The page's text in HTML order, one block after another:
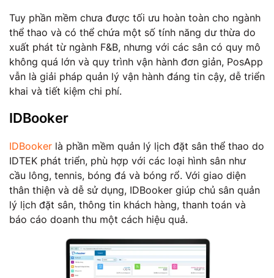
Tuy phần mềm chưa được tối ưu hoàn toàn cho ngành
thể thao và có thể chứa một số tính năng dư thừa do
xuất phát từ ngành F&B, nhưng với các sân có quy mô
không quá lớn và quy trình vận hành đơn giản, PosApp
vẫn là giải pháp quản lý vận hành đáng tin cậy, dễ triển
khai và tiết kiệm chi phí.
IDBooker
​IDBooker là phần mềm quản lý lịch đặt sân thể thao do
IDTEK phát triển, phù hợp với các loại hình sân như
cầu lông, tennis, bóng đá và bóng rổ. Với giao diện
thân thiện và dễ sử dụng, IDBooker giúp chủ sân quản
lý lịch đặt sân, thông tin khách hàng, thanh toán và
báo cáo doanh thu một cách hiệu quả.